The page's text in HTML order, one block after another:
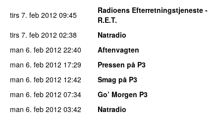
tirs 7. feb 2012 09:45
Radioens Efterretningstjeneste -
R.E.T.
tirs 7. feb 2012 02:38
Natradio
man 6. feb 2012 22:40
Aftenvagten
man 6. feb 2012 17:29
Pressen på P3
man 6. feb 2012 12:42
Smag på P3
man 6. feb 2012 07:34
Go’ Morgen P3
man 6. feb 2012 03:42
Natradio